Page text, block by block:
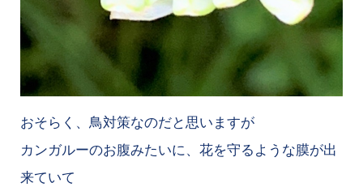
おそらく、鳥対策なのだと思いますが
カンガルーのお腹みたいに、花を守るような膜が出
来ていて